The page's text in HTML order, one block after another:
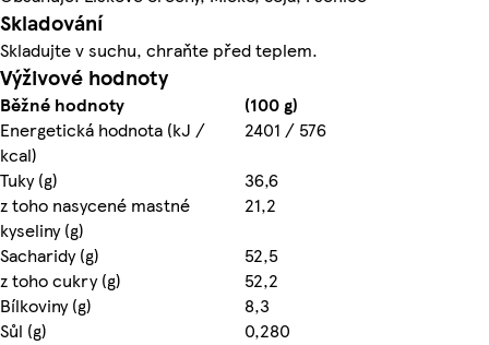
Skladování
Skladujte v suchu, chraňte před teplem.
Výživové hodnoty
Běžné hodnoty
(100 g)
Energetická hodnota (kJ /
kcal)
2401 / 576
Tuky (g)
36,6
z toho nasycené mastné
kyseliny (g)
21,2
Sacharidy (g)
52,5
z toho cukry (g)
52,2
Bílkoviny (g)
8,3
Sůl (g)
0,280